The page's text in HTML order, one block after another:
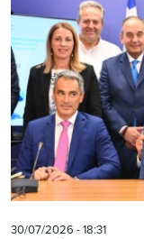
30/07/2026 - 18:31